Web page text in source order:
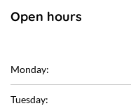
Open hours
Monday:
Tuesday: